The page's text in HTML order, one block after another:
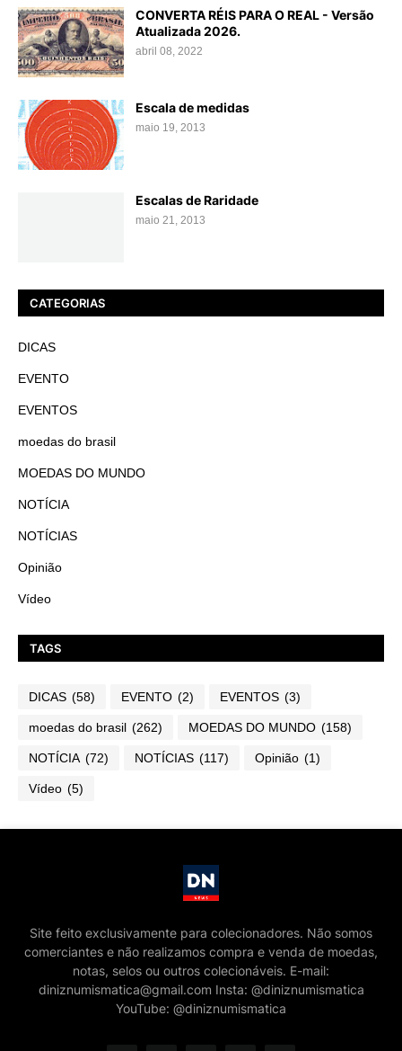
CONVERTA RÉIS PARA O REAL - Versão
Atualizada 2026.
abril 08, 2022
Escala de medidas
maio 19, 2013
Escalas de Raridade
maio 21, 2013
CATEGORIAS
DICAS
EVENTO
EVENTOS
moedas do brasil
MOEDAS DO MUNDO
NOTÍCIA
NOTÍCIAS
Opinião
Vídeo
TAGS
DICAS (58) EVENTO (2) EVENTOS (3)
moedas do brasil (262) MOEDAS DO MUNDO (158)
NOTÍCIA (72) NOTÍCIAS (117) Opinião (1)
Vídeo (5)
Site feito exclusivamente para colecionadores. Não somos
comerciantes e não realizamos compra e venda de moedas,
notas, selos ou outros colecionáveis. E-mail:
diniznumismatica@gmail.com Insta: @diniznumismatica
YouTube: @diniznumismatica